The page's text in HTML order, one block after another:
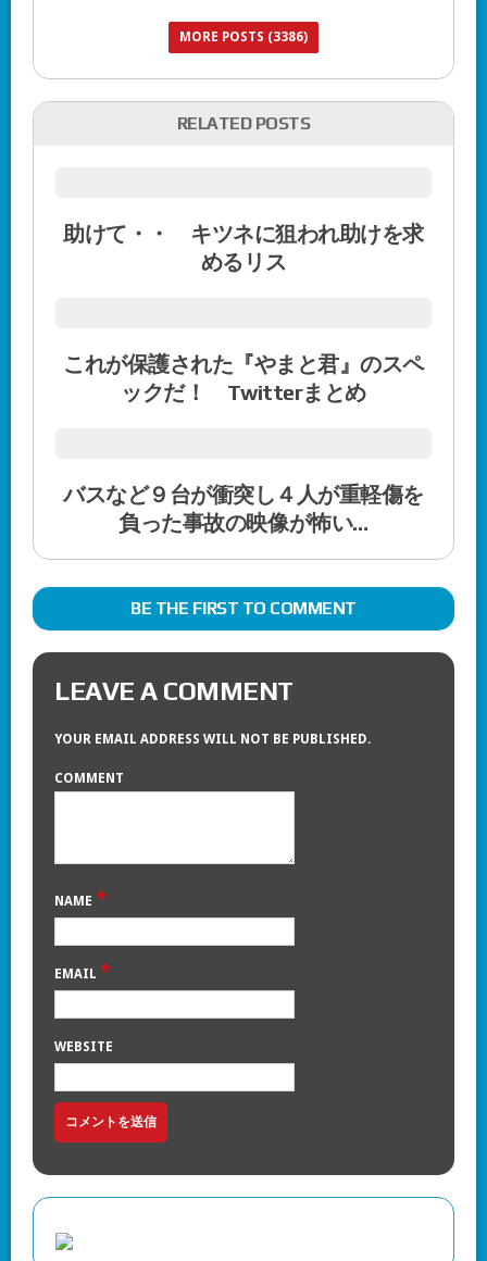
MORE POSTS (3386)
RELATED POSTS
助けて・・ キツネに狙われ助けを求
めるリス
これが保護された『やまと君』のスペ
ックだ！ Twitterまとめ
バスなど９台が衝突し４人が重軽傷を
負った事故の映像が怖い…
BE THE FIRST TO COMMENT
LEAVE A COMMENT
YOUR EMAIL ADDRESS WILL NOT BE PUBLISHED.
COMMENT
NAME *
EMAIL *
WEBSITE